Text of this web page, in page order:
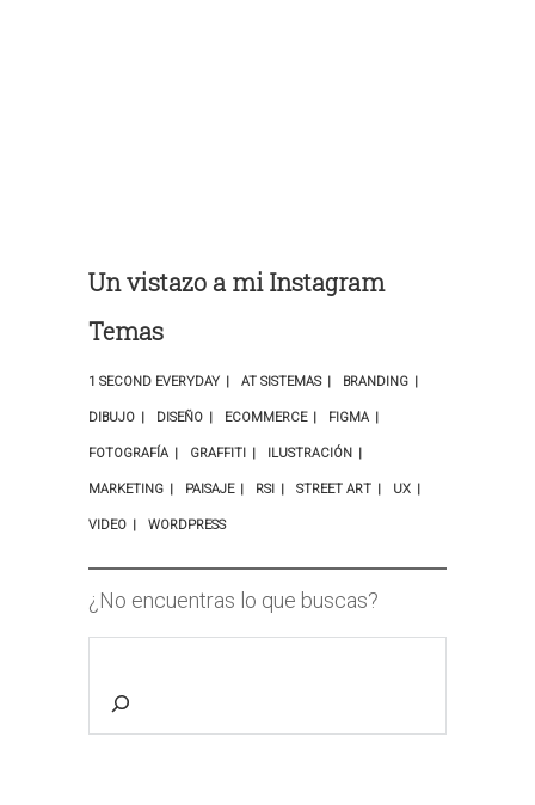
Un vistazo a mi Instagram
Temas
1 SECOND EVERYDAY AT SISTEMAS BRANDING
DIBUJO DISEÑO ECOMMERCE FIGMA
FOTOGRAFÍA GRAFFITI ILUSTRACIÓN
MARKETING PAISAJE RSI STREET ART UX
VIDEO WORDPRESS
¿No encuentras lo que buscas?